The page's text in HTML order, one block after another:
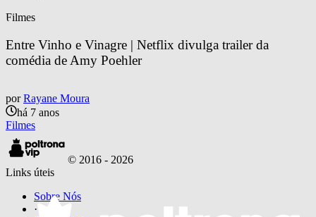
Filmes
Entre Vinho e Vinagre | Netflix divulga trailer da
comédia de Amy Poehler
por Rayane Moura
há 7 anos
Filmes
© 2016 - 2026
Links úteis
Sobre Nós
·